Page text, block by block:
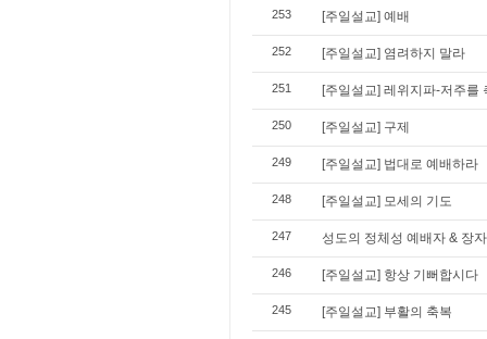
253 [주일설교] 예배
252 [주일설교] 염려하지 말라
251 [주일설교] 레위지파-저주를
250 [주일설교] 구제
249 [주일설교] 법대로 예배하라
248 [주일설교] 모세의 기도
247 성도의 정체성 예배자 & 장자
246 [주일설교] 항상 기뻐합시다
245 [주일설교] 부활의 축복